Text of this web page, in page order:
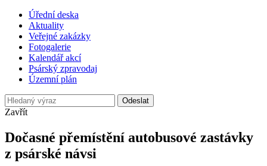
Úřední deska
Aktuality
Veřejné zakázky
Fotogalerie
Kalendář akcí
Psárský zpravodaj
Územní plán
Odeslat
Zavřít
Dočasné přemístění autobusové zastávky
z psárské návsi